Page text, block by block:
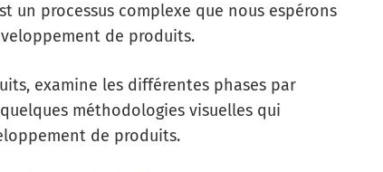
un processus complexe que nous espérons
de produits.
examine les différentes phases par
méthodologies visuelles qui
de produits.